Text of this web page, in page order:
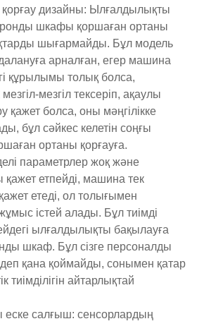
дизайны: Ылғалдылықты
шкафы қоршаған ортаны
шығармайды. Бұл модель
арналған, егер машина
құрылымы толық болса,
мезгіл тексеріп, ақаулы
қажет болса, оны мәңгілікке
бұл сәйкес келетін соңғы
ортаны қорғауға.
параметрлер жоқ және
қажет етпейді, машина тек
етеді, ол толығымен
істей алады. Бұл тиімді
ылғалдылықты бақылауға
шкаф. Бұл сізге персоналды
қана қоймайды, сонымен қатар
тиімділігін айтарлықтай
еске салғыш: сенсорлардың